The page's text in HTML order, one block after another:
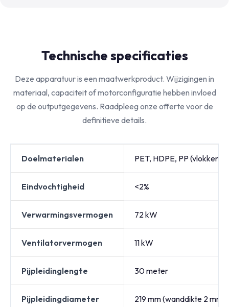
Technische specificaties
Deze apparatuur is een maatwerkproduct. Wijzigingen in
materiaal, capaciteit of motorconfiguratie hebben invloed
op de outputgegevens. Raadpleeg onze offerte voor de
definitieve details.
Doelmaterialen PET, HDPE, PP (vlokken,
Eindvochtigheid <2%
Verwarmingsvermogen 72 kW
Ventilatorvermogen 11 kW
Pijpleidinglengte 30 meter
Pijpleidingdiameter 219 mm (wanddikte 2 mm)